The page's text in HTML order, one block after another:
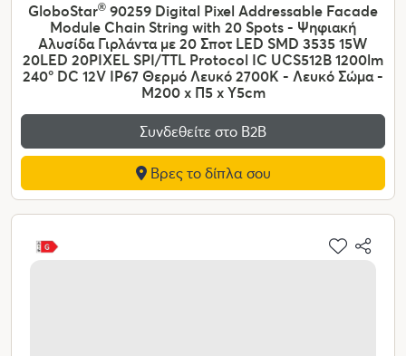
GloboStar® 90259 Digital Pixel Addressable Facade
Module Chain String with 20 Spots - Ψηφιακή
Αλυσίδα Γιρλάντα με 20 Σποτ LED SMD 3535 15W
20LED 20PIXEL SPI/TTL Protocol IC UCS512B 1200lm
240° DC 12V IP67 Θερμό Λευκό 2700K - Λευκό Σώμα -
Μ200 x Π5 x Υ5cm
Συνδεθείτε στο Β2Β
Βρες το δίπλα σου